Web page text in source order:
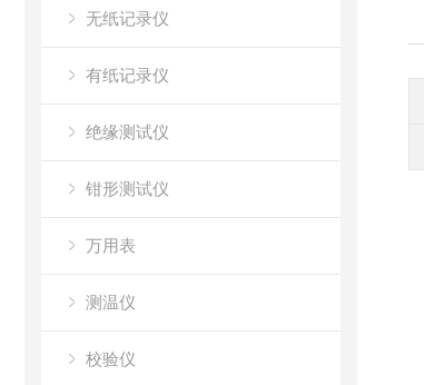
无纸记录仪
有纸记录仪
绝缘测试仪
钳形测试仪
万用表
测温仪
校验仪